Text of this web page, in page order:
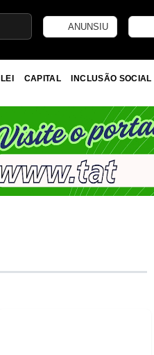
ANUNSIU
LEI CAPITAL INCLUSÃO SOCIAL